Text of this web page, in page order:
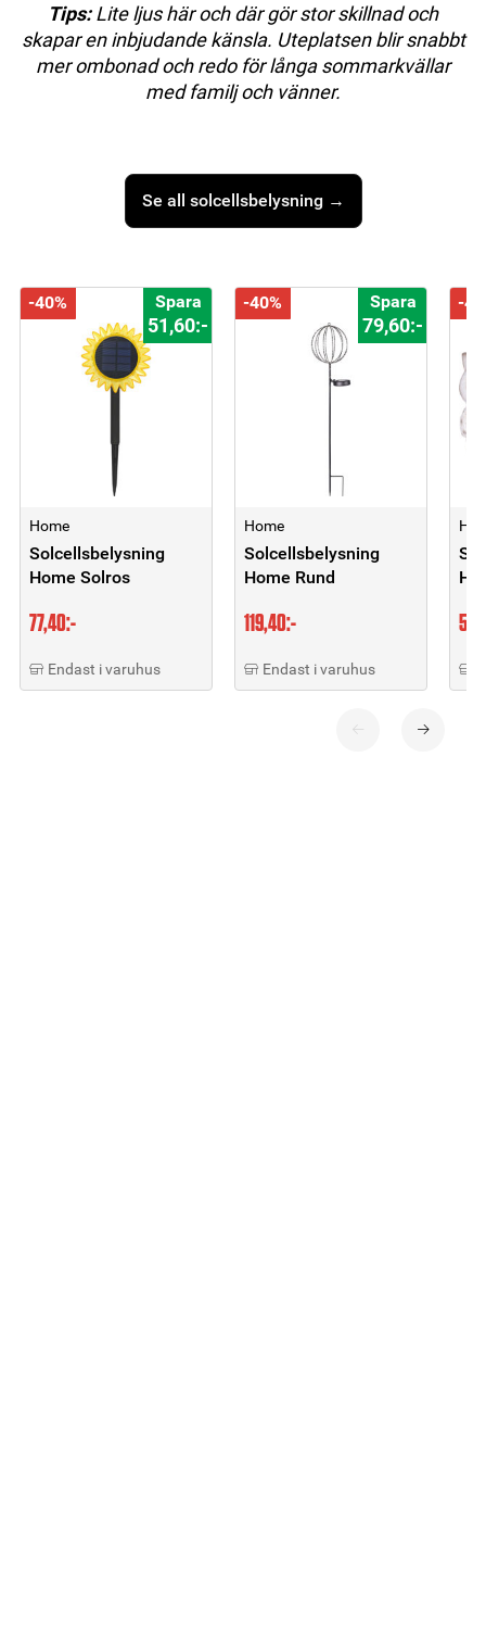
Tips: Lite ljus här och där gör stor skillnad och
skapar en inbjudande känsla. Uteplatsen blir snabbt
mer ombonad och redo för långa sommarkvällar
med familj och vänner.
Se all solcellsbelysning →
-40% Spara
51,60:-
Home
Solcellsbelysning
Home Solros
77,40:-
Endast i varuhus
-40% Spara
79,60:-
Home
Solcellsbelysning
Home Rund
119,40:-
Endast i varuhus
-